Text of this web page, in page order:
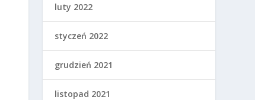
luty 2022
styczeń 2022
grudzień 2021
listopad 2021